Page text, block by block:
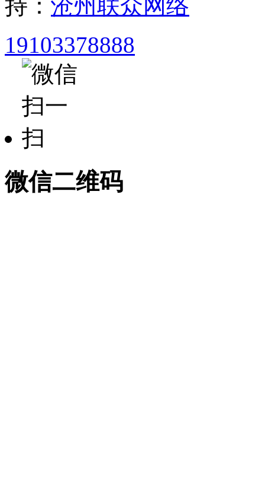
持： 沧州联众网络
19103378888
微信二维码